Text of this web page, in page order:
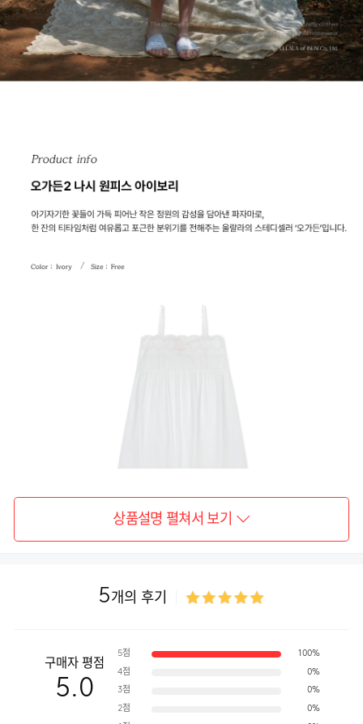
상품설명 펼쳐서 보기
5개의 후기
구매자 평점
5.0
5점 100%
4점 0%
3점 0%
2점 0%